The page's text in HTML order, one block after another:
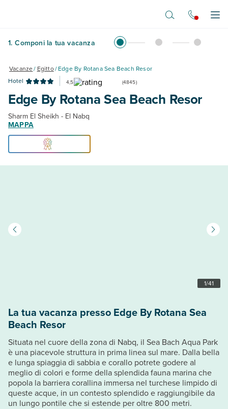
1. Componi la tua vacanza
Vacanze/ Egitto/Edge By Rotana Sea Beach Resor
Hotel
4,5 (4845)
Edge By Rotana Sea Beach Resor
Sharm El Sheikh - El Nabq
MAPPA
1/41
La tua vacanza presso Edge By Rotana Sea
Beach Resor
Situata nel cuore della zona di Nabq, il Sea Bach Aqua Park
è una piacevole struttura in prima linea sul mare. Dalla bella
e lunga spiaggia di sabbia e corallo potrete godere al
meglio di colori e forme della splendida fauna marina che
popola la barriera corallina immersa nel turchese limpido di
queste acque, in un contesto splendido e raggiungibile da
un lungo pontile che si estende per oltre 800 metri.